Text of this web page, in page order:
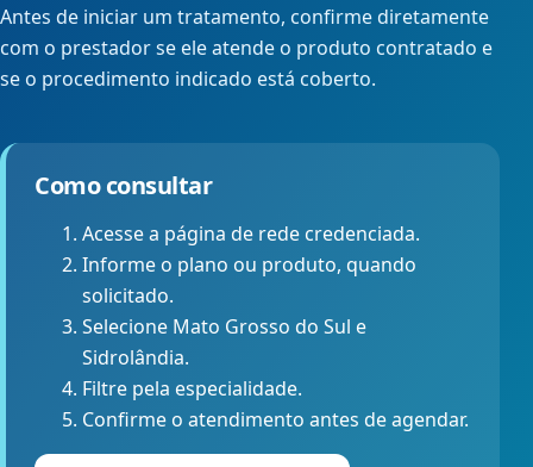
Antes de iniciar um tratamento, confirme diretamente
com o prestador se ele atende o produto contratado e
se o procedimento indicado está coberto.
Como consultar
Acesse a página de rede credenciada.
Informe o plano ou produto, quando
solicitado.
Selecione Mato Grosso do Sul e
Sidrolândia.
Filtre pela especialidade.
Confirme o atendimento antes de agendar.